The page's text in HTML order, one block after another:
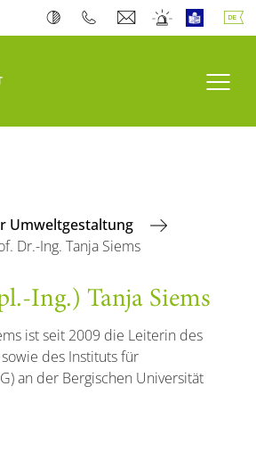
Umweltgestaltung
Dr.-Ing. Tanja Siems
Ing.) Tanja Siems
ist seit 2009 die Leiterin des
des Instituts für
an der Bergischen Universität